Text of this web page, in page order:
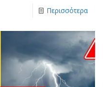
Περισσότερα